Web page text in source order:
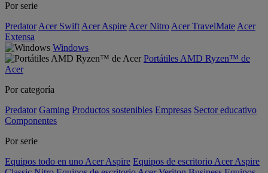
Por serie
Predator Acer Swift Acer Aspire Acer Nitro Acer TravelMate Acer
Extensa
Windows
Portátiles AMD Ryzen™ de
Acer
Por categoría
Predator Gaming Productos sostenibles Empresas Sector educativo
Componentes
Por serie
Equipos todo en uno Acer Aspire Equipos de escritorio Acer Aspire